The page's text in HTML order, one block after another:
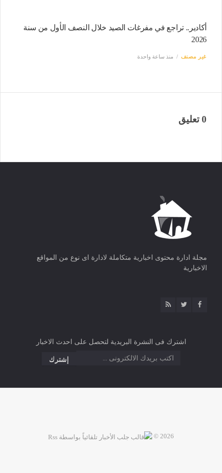
أكادير.. تراجع في مفرغات الصيد خلال النصف الأول من سنة
2026
غير مصنف منذ ساعة واحدة
0 تعليق
مجلة ادارة محتوى اخبارية متكاملة لادارة اى نوع من المواقع
الاخبارية
اشترك فى النشرة البريدية لتحصل على احدث الاخبار
2026 ©